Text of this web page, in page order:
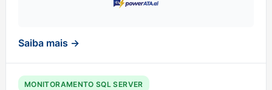
Saiba mais →
MONITORAMENTO SQL SERVER